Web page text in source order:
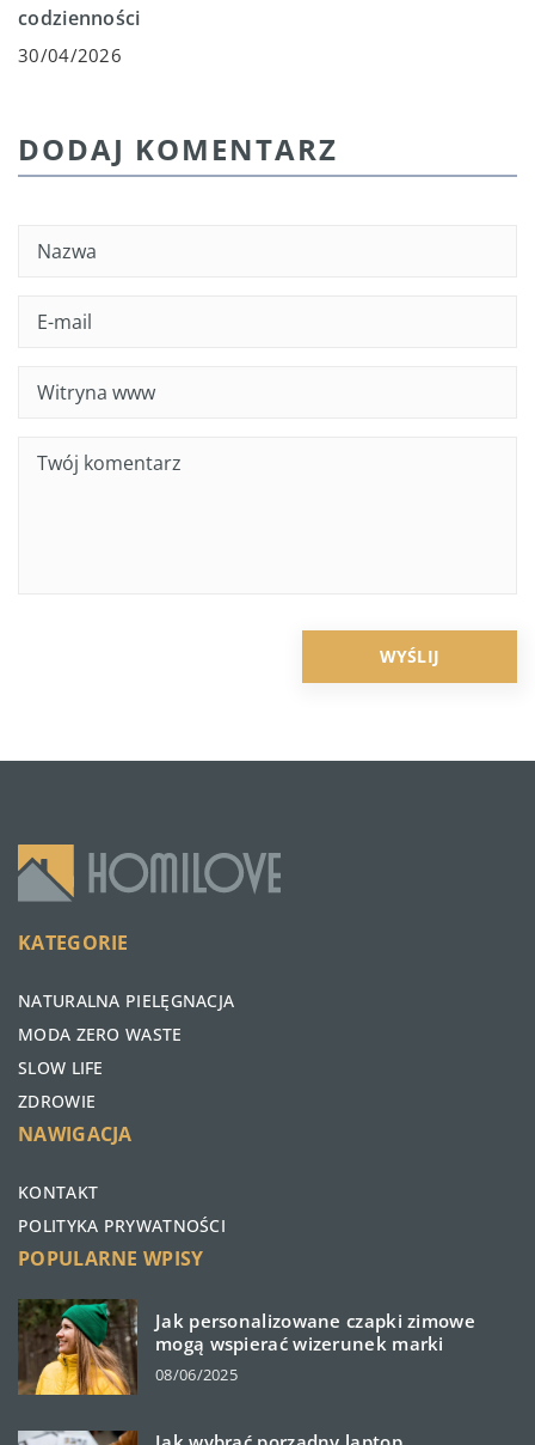
codzienności
30/04/2026
DODAJ KOMENTARZ
KATEGORIE
NATURALNA PIELĘGNACJA
MODA ZERO WASTE
SLOW LIFE
ZDROWIE
NAWIGACJA
KONTAKT
POLITYKA PRYWATNOŚCI
POPULARNE WPISY
Jak personalizowane czapki zimowe
mogą wspierać wizerunek marki
08/06/2025